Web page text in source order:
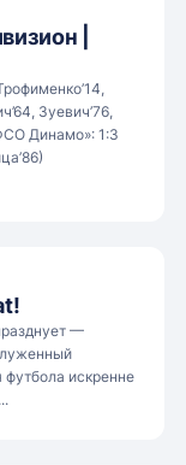
|
Зуевич’76,
Динамо»: 1:3
—
искренне